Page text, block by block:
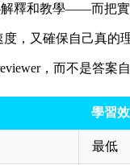
釋和教學——而把實
，又確保自己真的理
，而不是答案自
學習
最低